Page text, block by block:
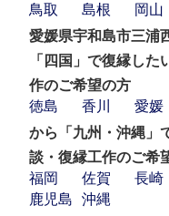
鳥取
島根 岡山
愛媛県宇和島市三浦
「四国」で復縁し
作のご希望の方
徳島
香川 愛媛
から「九州・沖縄」
談・復縁工作のご希
福岡
佐賀 長崎
鹿児島
沖縄